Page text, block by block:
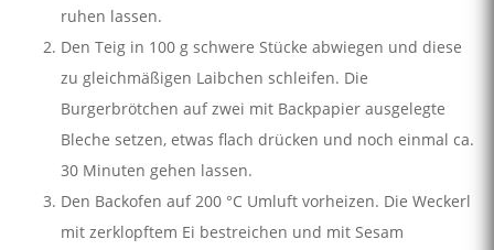
ruhen lassen.
Den Teig in 100 g schwere Stücke abwiegen und diese
zu gleichmäßigen Laibchen schleifen. Die
Burgerbrötchen auf zwei mit Backpapier ausgelegte
Bleche setzen, etwas flach drücken und noch einmal ca.
30 Minuten gehen lassen.
Den Backofen auf 200 °C Umluft vorheizen. Die Weckerl
mit zerklopftem Ei bestreichen und mit Sesam